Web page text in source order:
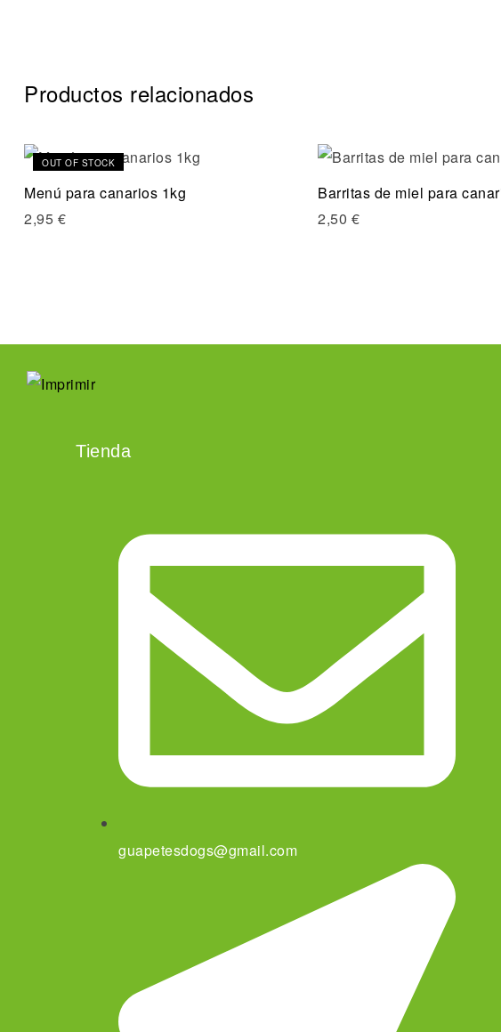
Productos relacionados
OUT OF STOCK
Quick view
Menú para canarios 1kg
2,95 €
Barritas de miel para
2,50 €
Tienda
guapetesdogs@gmail.com